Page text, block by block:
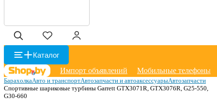
Каталог
Импорт объявлений
Мобильные телефоны
БарахолкаАвто и транспортАвтозапчасти и автоаксессуарыАвтозапчасти
Спортивные шариковые турбины Garrett GTX3071R, GTX3076R, G25-550,
G30-660